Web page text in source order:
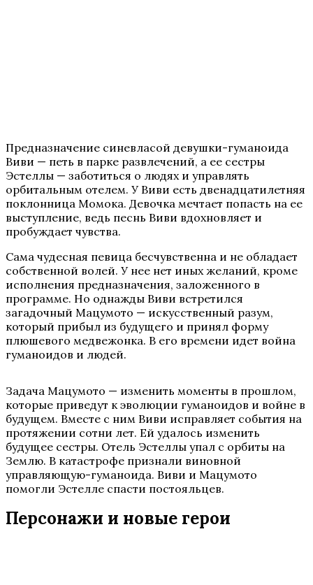
Предназначение синевласой девушки-гуманоида
Виви — петь в парке развлечений, а ее сестры
Эстеллы — заботиться о людях и управлять
орбитальным отелем. У Виви есть двенадцатилетняя
поклонница Момока. Девочка мечтает попасть на ее
выступление, ведь песнь Виви вдохновляет и
пробуждает чувства.
Сама чудесная певица бесчувственна и не обладает
собственной волей. У нее нет иных желаний, кроме
исполнения предназначения, заложенного в
программе. Но однажды Виви встретился
загадочный Мацумото — искусственный разум,
который прибыл из будущего и принял форму
плюшевого медвежонка. В его времени идет война
гуманоидов и людей.
Задача Мацумото — изменить моменты в прошлом,
которые приведут к эволюции гуманоидов и войне в
будущем. Вместе с ним Виви исправляет события на
протяжении сотни лет. Ей удалось изменить
будущее сестры. Отель Эстеллы упал с орбиты на
Землю. В катастрофе признали виновной
управляющую-гуманоида. Виви и Мацумото
помогли Эстелле спасти постояльцев.
Персонажи и новые герои